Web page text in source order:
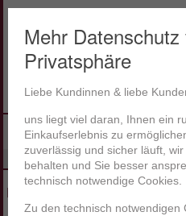
Mehr
Privatsphäre
Liebe Kundinnen & liebe
uns liegt viel daran, Ihnen ein
Einkaufserlebnis zu
zuverlässig und sicher läuft,
behalten und Sie besser
technisch notwendige Cookies.
Zu den technisch notwendigen
Hauptmenü
Zum Inhalt wechseln
Zum sekundären Inhalt
Startseite Produkte Ihr
Home » Schirme
Produkte